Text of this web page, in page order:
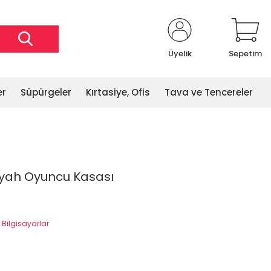
Üyelik Sepetim
Süpürgeler Kırtasiye, Ofis Tava ve Tencereler
Oyuncu Kasası